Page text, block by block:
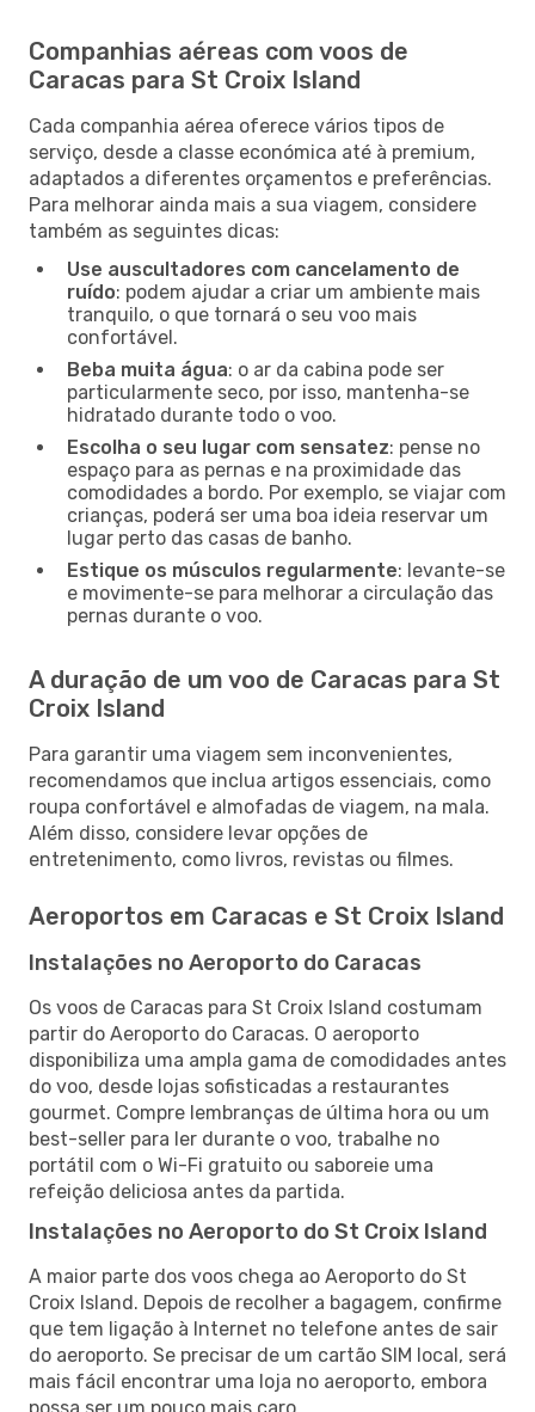
Companhias aéreas com voos de
Caracas para St Croix Island
Cada companhia aérea oferece vários tipos de
serviço, desde a classe económica até à premium,
adaptados a diferentes orçamentos e preferências.
Para melhorar ainda mais a sua viagem, considere
também as seguintes dicas:
Use auscultadores com cancelamento de
ruído: podem ajudar a criar um ambiente mais
tranquilo, o que tornará o seu voo mais
confortável.
Beba muita água: o ar da cabina pode ser
particularmente seco, por isso, mantenha-se
hidratado durante todo o voo.
Escolha o seu lugar com sensatez: pense no
espaço para as pernas e na proximidade das
comodidades a bordo. Por exemplo, se viajar com
crianças, poderá ser uma boa ideia reservar um
lugar perto das casas de banho.
Estique os músculos regularmente: levante-se
e movimente-se para melhorar a circulação das
pernas durante o voo.
A duração de um voo de Caracas para St
Croix Island
Para garantir uma viagem sem inconvenientes,
recomendamos que inclua artigos essenciais, como
roupa confortável e almofadas de viagem, na mala.
Além disso, considere levar opções de
entretenimento, como livros, revistas ou filmes.
Aeroportos em Caracas e St Croix Island
Instalações no Aeroporto do Caracas
Os voos de Caracas para St Croix Island costumam
partir do Aeroporto do Caracas. O aeroporto
disponibiliza uma ampla gama de comodidades antes
do voo, desde lojas sofisticadas a restaurantes
gourmet. Compre lembranças de última hora ou um
best-seller para ler durante o voo, trabalhe no
portátil com o Wi-Fi gratuito ou saboreie uma
refeição deliciosa antes da partida.
Instalações no Aeroporto do St Croix Island
A maior parte dos voos chega ao Aeroporto do St
Croix Island. Depois de recolher a bagagem, confirme
que tem ligação à Internet no telefone antes de sair
do aeroporto. Se precisar de um cartão SIM local, será
mais fácil encontrar uma loja no aeroporto, embora